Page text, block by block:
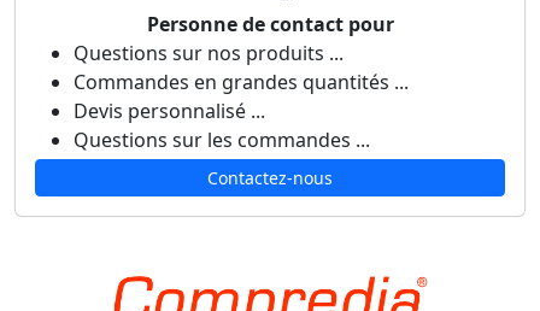
Personne de contact pour
Questions sur nos produits ...
Commandes en grandes quantités ...
Devis personnalisé ...
Questions sur les commandes ...
Contactez-nous